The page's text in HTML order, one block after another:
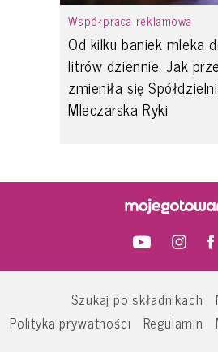
Współpraca reklamowa
Od kilku baniek mleka
litrów dziennie. Jak
zmieniła się
Mleczarska Ryki
Szukaj po składnikach
Polityka prywatności
Regulamin